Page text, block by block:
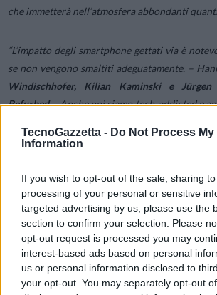
TecnoGazzetta - Do Not Process My
Information
If you wish to opt-out of the sale, sharing
processing of your personal or sensitive
targeted advertising by us, please use the
section to confirm your selection. Please
opt-out request is processed you may
interest-based ads based on personal
us or personal information disclosed to
your opt-out. You may separately opt-out
che immetterà nell’atmosfera abbondanti
“L’impatto degli smartphone gettati via è
se non vengono smaltiti adeguatamente. –
Windischhofer, Kilian Kaminski e Jürgen
Refurbed–Anche noi siamo tech-addicted e
nuove app e, più in generale, le nuove
sia giusto farlo ai danni dell’ambiente.
ma ancora c’è una generale diffidenza nei
non siano nuovi di zecca.”